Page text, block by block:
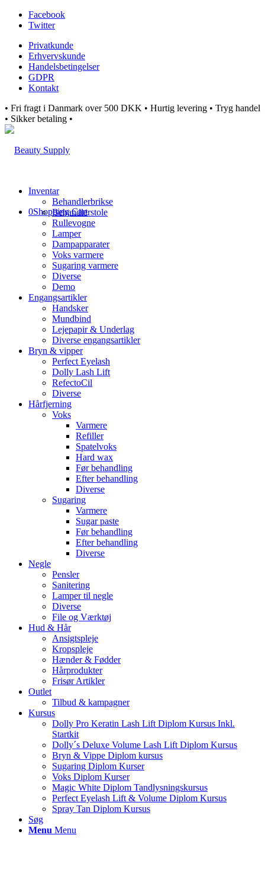
Facebook
Twitter
Privatkunde
Erhvervskunde
Handelsbetingelser
GDPR
Kontakt
• Fri fragt i Danmark over 500 DKK • Hurtig levering • Tryg handel
• Sikker betaling •
0Shopping Cart
Inventar
Behandlerbrikse
Behandlerstole
Rullevogne
Lamper
Dampapparater
Voks varmere
Sugaring varmere
Diverse
Demo
Engangsartikler
Handsker
Mundbind
Lejepapir & Underlag
Diverse engangsartikler
Bryn & vipper
Perfect Eyelash
Dolly Lash Lift
RefectoCil
Diverse
Hårfjerning
Voks
Varmere
Refiller
Spatelvoks
Hard wax
Før behandling
Efter behandling
Diverse
Sugaring
Varmere
Sugar paste
Før behandling
Efter behandling
Diverse
Negle
Pensler
Sanitering
Lamper til negle
Diverse
File og Værktøj
Hud & Hår
Ansigtspleje
Kropspleje
Hænder & Fødder
Hårprodukter
Frisør Artikler
Outlet
Tilbud & kampagner
Kursus
Dolly Pro Keratin Lash Lift Diplom Kursus Inkl.
Startkit
Dolly´s Deluxe Volume Lash Lift Diplom Kursus
Bryn & Vippe Diplom kursus
Sugaring Diplom Kurser
Voks Diplom Kurser
Magic White Diplom Tandlysningskursus
Perfect Eyelash Lift & Volume Diplom Kursus
Spray Tan Diplom Kursus
Søg
Menu Menu